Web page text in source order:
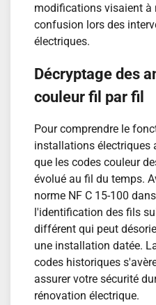
modifications visaient à
confusion lors des
électriques.
Décryptage des
couleur fil par fil
Pour comprendre le
installations électriques
que les codes couleur
évolué au fil du temps.
norme NF C 15-100
l'identification des fils
différent qui peut
une installation datée.
codes historiques
assurer votre sécurité
rénovation électrique.